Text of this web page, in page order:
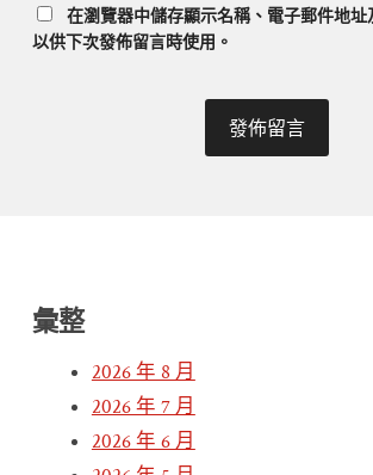
在瀏覽器中儲存顯示名稱、電子郵件地址
以供下次發佈留言時使用。
彙整
2026 年 8 月
2026 年 7 月
2026 年 6 月